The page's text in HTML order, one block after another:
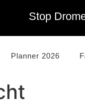
Stop
Planner 2026